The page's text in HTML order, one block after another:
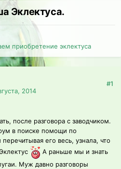
Эклектуса.
приобретение эклектуса
2014
#1
после разговора с заводчиком.
в поиске помощи по
его весь, узнала, что
А раньше мы и знать
Муж давно разговоры